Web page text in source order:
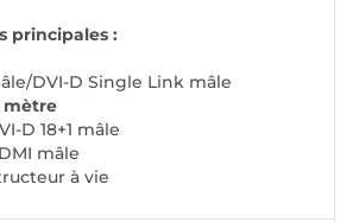
principales :
DVI-D Single Link mâle
mètre
D 18+1 mâle
mâle
à vie